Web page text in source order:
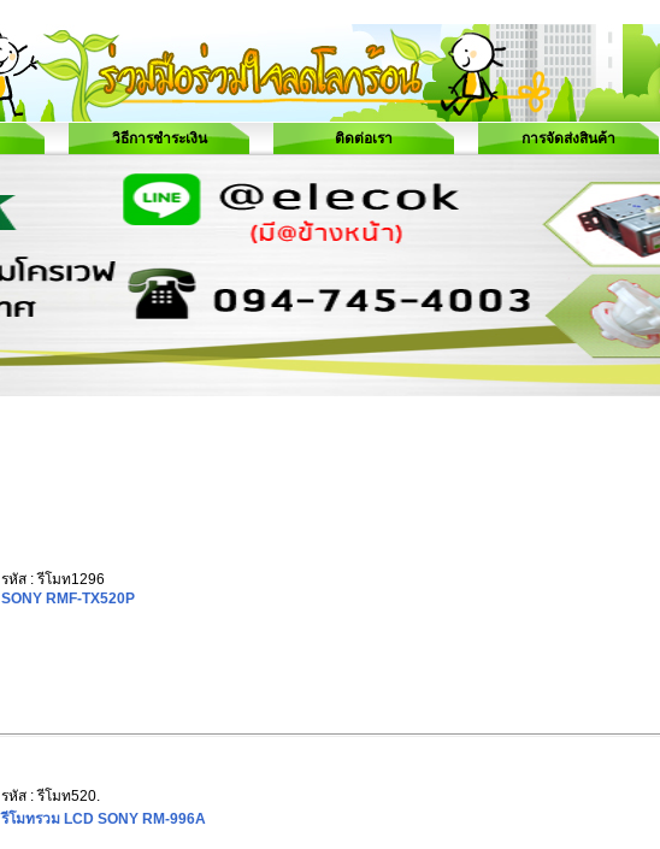
วิธีการชำระเงิน ติดต่อเรา การจัดส่งสินค้า
รหัส : รีโมท1296
SONY RMF-TX520P
รหัส : รีโมท520.
รีโมทรวม LCD SONY RM-996A